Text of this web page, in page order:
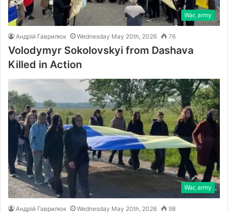
War, army
Андрій Гаврилюк Wednesday May 20th, 2026 76
Volodymyr Sokolovskyi from Dashava
Killed in Action
War, army
Андрій Гаврилюк Wednesday May 20th, 2026 98